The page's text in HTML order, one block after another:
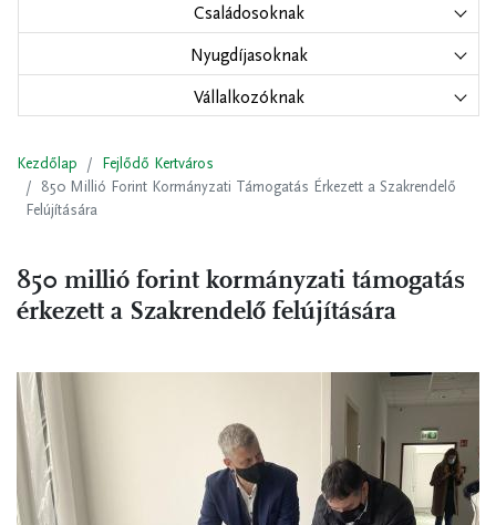
Családosoknak
Nyugdíjasoknak
Vállalkozóknak
Kezdőlap
Fejlődő Kertváros
850 Millió Forint Kormányzati Támogatás Érkezett a Szakrendelő
Felújítására
850 millió forint kormányzati támogatás
érkezett a Szakrendelő felújítására